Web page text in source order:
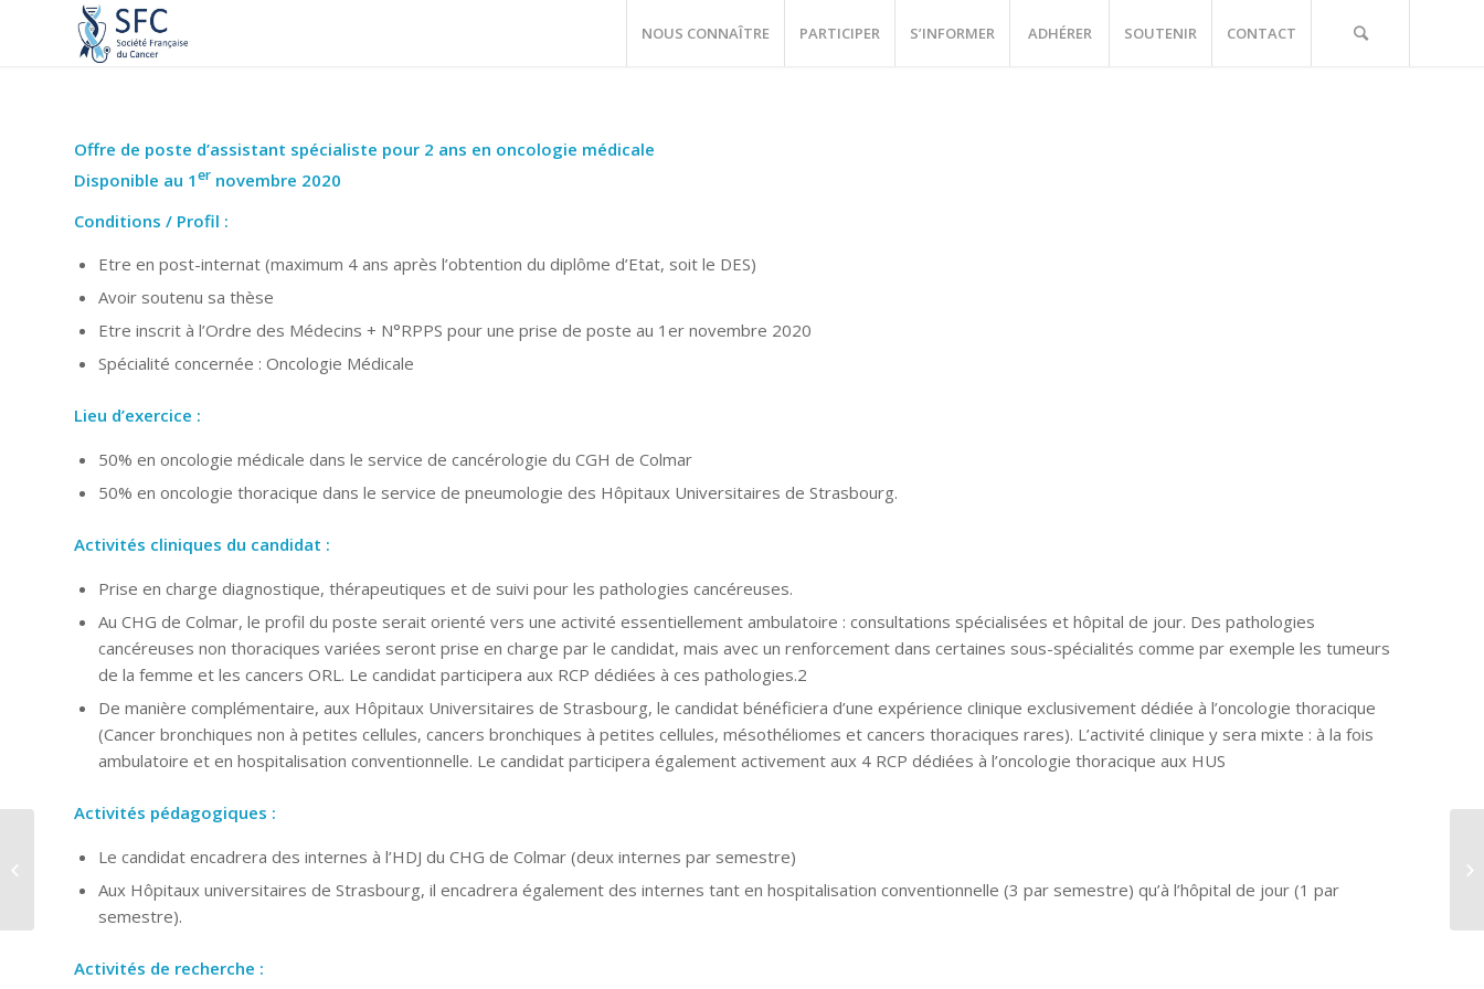
NOUS CONNAÎTRE PARTICIPER S’INFORMER ADHÉRER SOUTENIR CONTACT
Offre de poste d’assistant spécialiste pour 2 ans en oncologie médicale
Disponible au 1er novembre 2020
Conditions / Profil :
Etre en post-internat (maximum 4 ans après l’obtention du diplôme d’Etat, soit le DES)
Avoir soutenu sa thèse
Etre inscrit à l’Ordre des Médecins + N°RPPS pour une prise de poste au 1er novembre 2020
Spécialité concernée : Oncologie Médicale
Lieu d’exercice :
50% en oncologie médicale dans le service de cancérologie du CGH de Colmar
50% en oncologie thoracique dans le service de pneumologie des Hôpitaux Universitaires de Strasbourg.
Activités cliniques du candidat :
Prise en charge diagnostique, thérapeutiques et de suivi pour les pathologies cancéreuses.
Au CHG de Colmar, le profil du poste serait orienté vers une activité essentiellement ambulatoire : consultations spécialisées et hôpital de jour. Des pathologies
cancéreuses non thoraciques variées seront prise en charge par le candidat, mais avec un renforcement dans certaines sous-spécialités comme par exemple les tumeurs
de la femme et les cancers ORL. Le candidat participera aux RCP dédiées à ces pathologies.2
De manière complémentaire, aux Hôpitaux Universitaires de Strasbourg, le candidat bénéficiera d’une expérience clinique exclusivement dédiée à l’oncologie thoracique
(Cancer bronchiques non à petites cellules, cancers bronchiques à petites cellules, mésothéliomes et cancers thoraciques rares). L’activité clinique y sera mixte : à la fois
ambulatoire et en hospitalisation conventionnelle. Le candidat participera également activement aux 4 RCP dédiées à l’oncologie thoracique aux HUS
Activités pédagogiques :
Le candidat encadrera des internes à l’HDJ du CHG de Colmar (deux internes par semestre)
Aux Hôpitaux universitaires de Strasbourg, il encadrera également des internes tant en hospitalisation conventionnelle (3 par semestre) qu’à l’hôpital de jour (1 par
semestre).
Activités de recherche :
recherche un
Oncologue (H/F)